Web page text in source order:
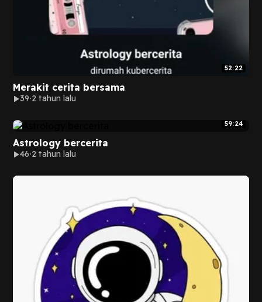
52:22
Merakit cerita bersama
39 2 tahun lalu
59:24
Astrology bercerita
46 2 tahun lalu